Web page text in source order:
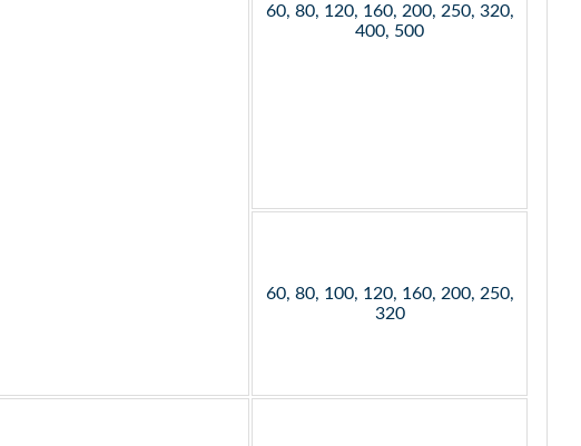
60, 80, 120, 160, 200, 250, 320,
400, 500
60, 80, 100, 120, 160, 200, 250,
320